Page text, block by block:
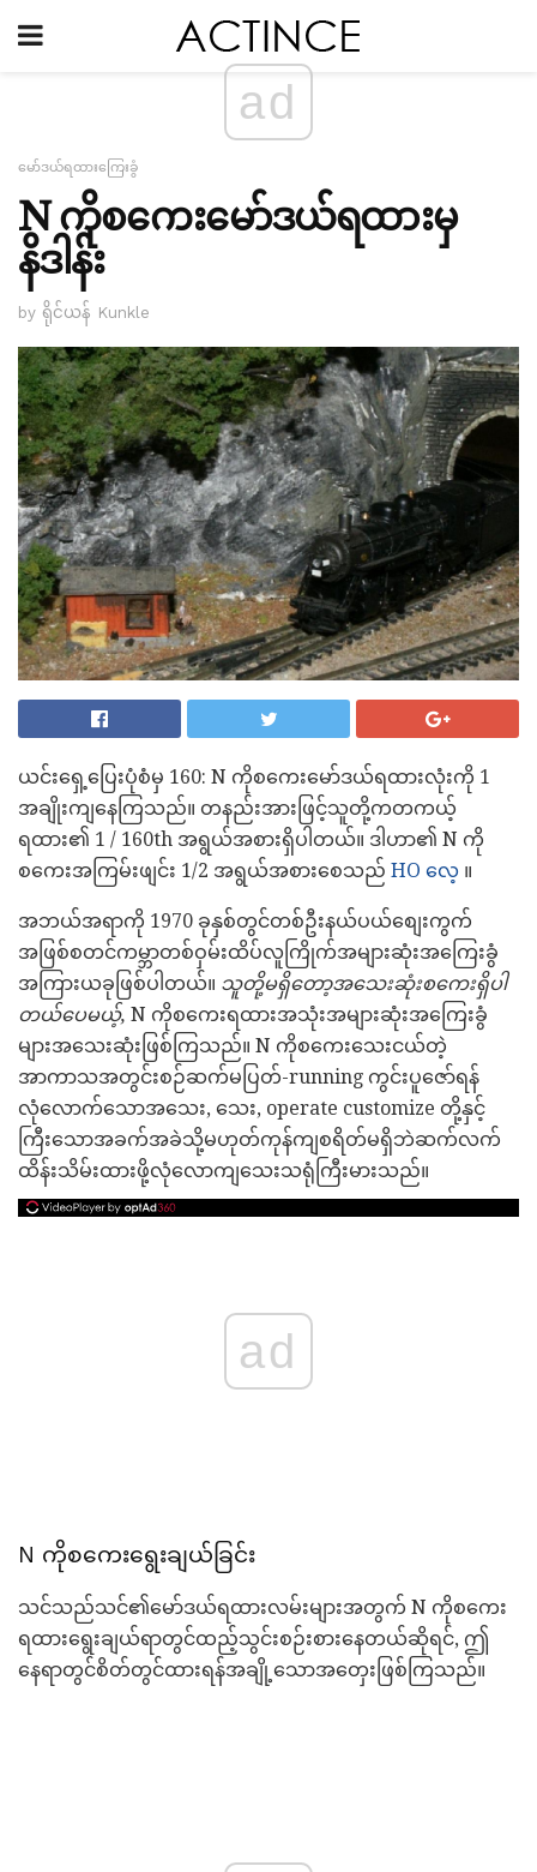
ad
မော်ဒယ်ရထားကြေးခွံ
N ကိုစကေးမော်ဒယ်ရထားမှ
နိဒါန်း
by ရိုင်ယန် Kunkle
ယင်းရှေ့ပြေးပုံစံမှ 160: N ကိုစကေးမော်ဒယ်ရထားလုံးကို 1
အချိုးကျနေကြသည်။ တနည်းအားဖြင့်သူတို့ကတကယ့်
ရထား၏ 1 / 160th အရွယ်အစားရှိပါတယ်။ ဒါဟာ၏ N ကို
စကေးအကြမ်းဖျင်း 1/2 အရွယ်အစားစေသည် HO လေ့ ။
အဘယ်အရာကို 1970 ခုနှစ်တွင်တစ်ဦးနယ်ပယ်စျေးကွက်
အဖြစ်စတင်ကမ္ဘာတစ်ဝှမ်းထိပ်လူကြိုက်အများဆုံးအကြေးခွံ
အကြားယခုဖြစ်ပါတယ်။ သူတို့မရှိတော့အသေးဆုံးစကေးရှိပါ
တယ်ပေမယ့်, N ကိုစကေးရထားအသုံးအများဆုံးအကြေးခွံ
များအသေးဆုံးဖြစ်ကြသည်။ N ကိုစကေးသေးငယ်တဲ့
အာကာသအတွင်းစဉ်ဆက်မပြတ်-running ကွင်းပူဇော်ရန်
လုံလောက်သောအသေး, သေး, operate customize တို့နှင့်
ကြီးသောအခက်အခဲသို့မဟုတ်ကုန်ကျစရိတ်မရှိဘဲဆက်လက်
ထိန်းသိမ်းထားဖို့လုံလောကျသေးသရုံကြီးမားသည်။
ad
N ကိုစကေးရွေးချယ်ခြင်း
သင်သည်သင်၏မော်ဒယ်ရထားလမ်းများအတွက် N ကိုစကေး
ရထားရွေးချယ်ရာတွင်ထည့်သွင်းစဉ်းစားနေတယ်ဆိုရင်, ဤ
နေရာတွင်စိတ်တွင်ထားရန်အချို့သောအတှေးဖြစ်ကြသည်။